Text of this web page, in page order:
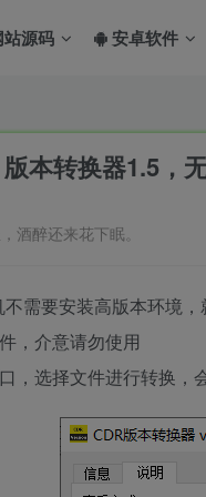
站源码 安卓软件
本转换器1.5，
酒醉还来花下眠。
需要安装高版本环境
，介意请勿使用
，选择文件进行转换